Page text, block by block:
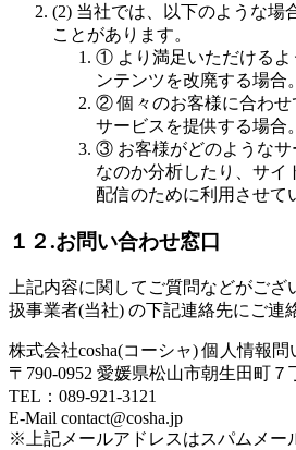
(2) 当社では、以下のような場
ことがあります。
① より満足いただけるよ
ンテンツを改廃する場合。
② 個々のお客様に合わせ
サービスを提供する場合。
③ お客様がどのようなサ
なのか分析したり、サイ
配信のために利用させて
１２.お問い合わせ窓口
上記内容に関してご質問などがご
扱事業者(当社) の下記連絡先にご連
株式会社cosha(コーシャ) 個人情報問
〒790-0952 愛媛県松山市朝生田町７
TEL：089-921-3121
E-Mail contact@cosha.jp
※上記メールアドレスはスパムメー